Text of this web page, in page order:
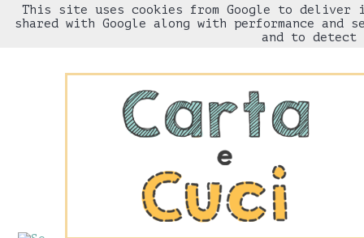
HOME Chi sono
This site uses cookies from Google to
shared with Google along with performance
and to detect